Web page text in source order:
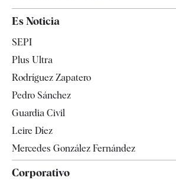
España
Televisión
Es Noticia
SEPI
Plus Ultra
Rodríguez Zapatero
Pedro Sánchez
Guardia Civil
Leire Díez
Mercedes González Fernández
Corporativo